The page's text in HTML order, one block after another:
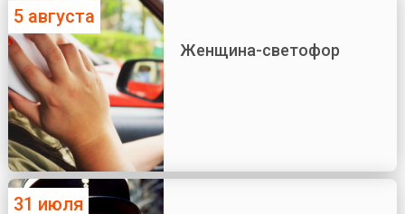
5 августа
Женщина-светофор
31 июля